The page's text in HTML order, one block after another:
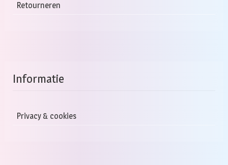
Retourneren
Informatie
Privacy & cookies